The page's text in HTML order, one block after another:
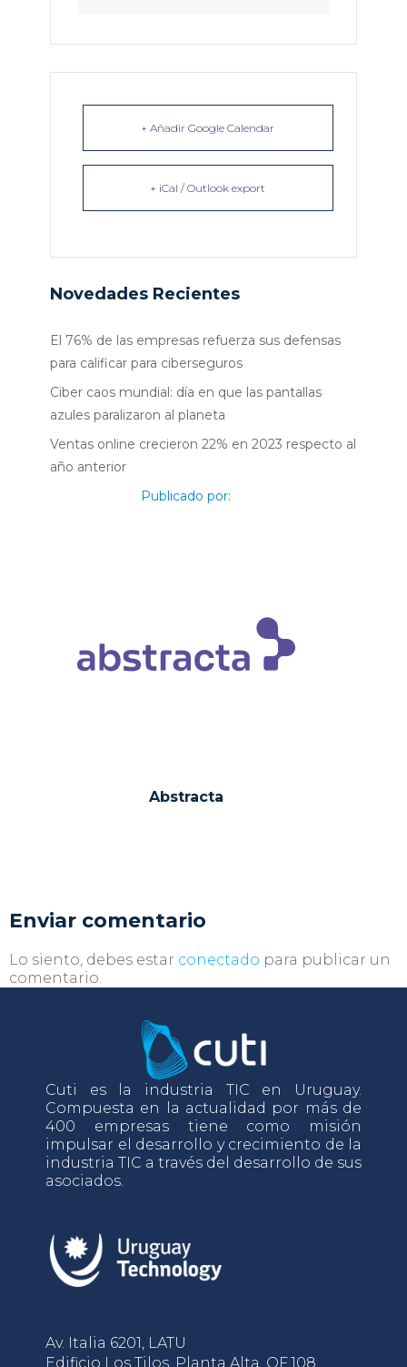
+ Añadir Google Calendar
+ iCal / Outlook export
Novedades Recientes
El 76% de las empresas refuerza sus defensas
para calificar para ciberseguros
Ciber caos mundial: día en que las pantallas
azules paralizaron al planeta
Ventas online crecieron 22% en 2023 respecto al
año anterior
Publicado por:
Abstracta
Enviar comentario
Lo siento, debes estar conectado para publicar un
comentario.
Cuti es la industria TIC en Uruguay.
Compuesta en la actualidad por más de
400 empresas tiene como misión
impulsar el desarrollo y crecimiento de la
industria TIC a través del desarrollo de sus
asociados.
Av. Italia 6201, LATU
Edificio Los Tilos, Planta Alta, OF.108